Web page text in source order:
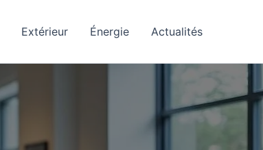
Extérieur Énergie Actualités